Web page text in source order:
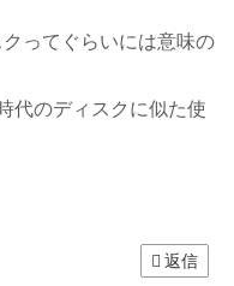
ってぐらいには意味の
代のディスクに似た使
返信